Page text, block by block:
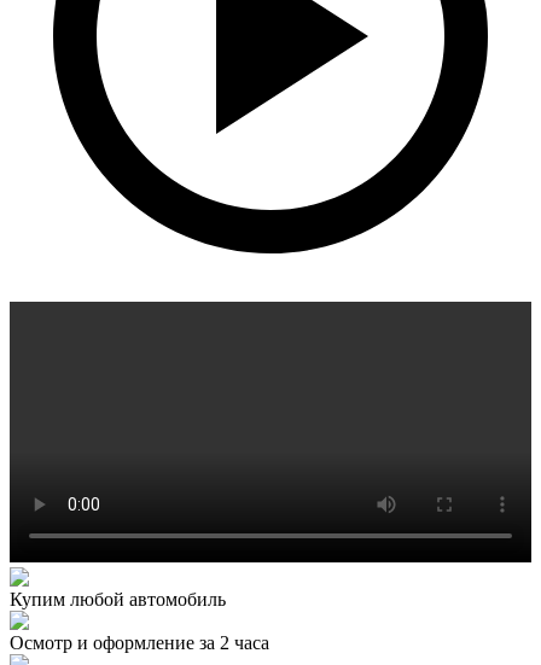
Купим любой автомобиль
Осмотр и оформление за 2 часа